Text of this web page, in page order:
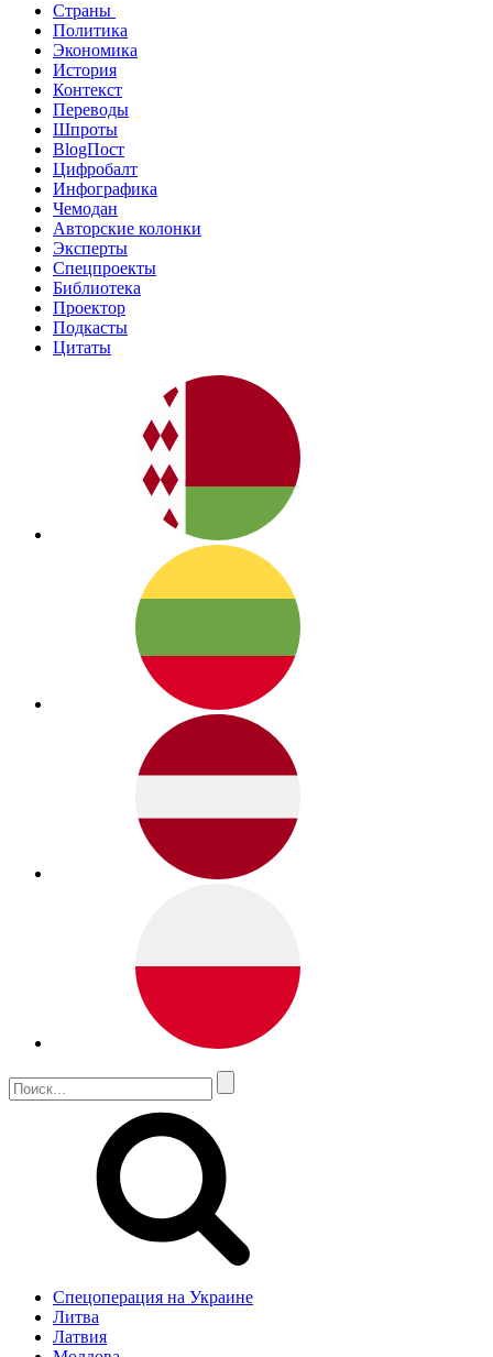
Страны
Политика
Экономика
История
Контекст
Переводы
Шпроты
BlogПост
Цифробалт
Инфографика
Чемодан
Авторские колонки
Эксперты
Спецпроекты
Библиотека
Проектор
Подкасты
Цитаты
Спецоперация на Украине
Литва
Латвия